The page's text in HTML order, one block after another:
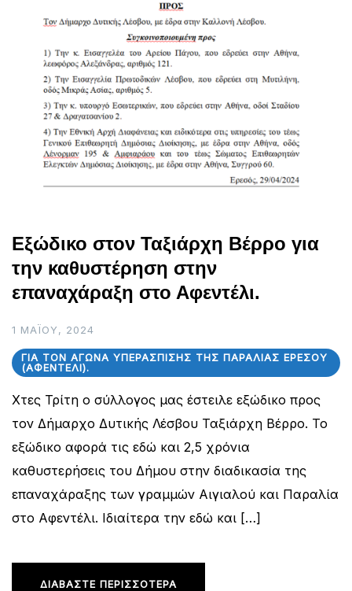
Εξώδικο στον Ταξιάρχη Βέρρο για
την καθυστέρηση στην
επαναχάραξη στο Αφεντέλι.
1 ΜΑΪ́ΟΥ, 2024
ΓΙΑ ΤΟΝ ΑΓΏΝΑ ΥΠΕΡΆΣΠΙΣΗΣ ΤΗΣ ΠΑΡΑΛΊΑΣ ΕΡΕΣΟΎ
(ΑΦΕΝΤΈΛΙ).
Χτες Τρίτη ο σύλλογος μας έστειλε εξώδικο προς
τον Δήμαρχο Δυτικής Λέσβου Ταξιάρχη Βέρρο. Το
εξώδικο αφορά τις εδώ και 2,5 χρόνια
καθυστερήσεις του Δήμου στην διαδικασία της
επαναχάραξης των γραμμών Αιγιαλού και Παραλία
στο Αφεντέλι. Ιδιαίτερα την εδώ και […]
ΔΙΑΒΆΣΤΕ ΠΕΡΙΣΣΌΤΕΡΑ